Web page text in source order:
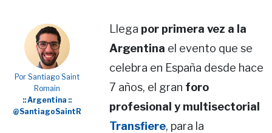
Por Santiago Saint
Romain
:: Argentina ::
@SantiagoSaintR
Llega por primera vez a la
Argentina el evento que se
celebra en España desde hace
7 años, el gran foro
profesional y multisectorial
Transfiere, para la